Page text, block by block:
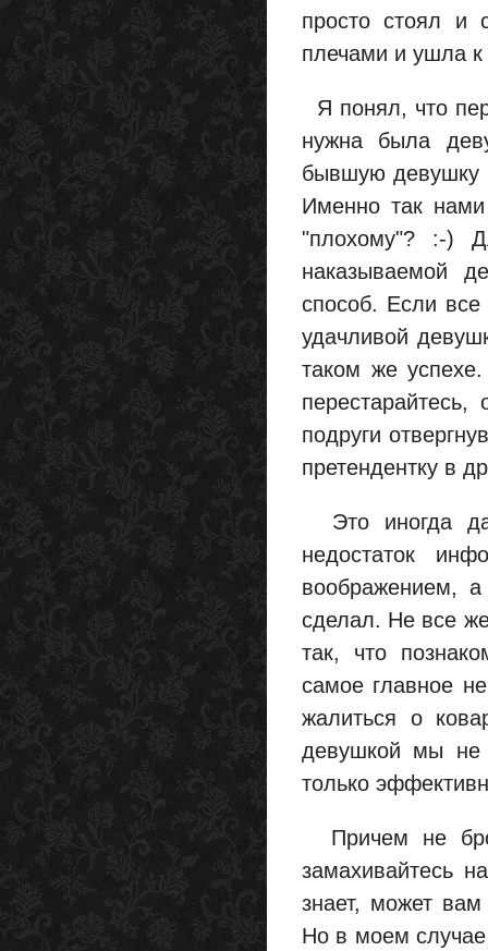
просто стоял и
плечами и ушла к
Я понял, что
нужна была
бывшую
Именно так
"плохому"? :-)
наказываемой
способ. Если все
удачливой
таком же
подруги
претендентку в
Это иногда
недостаток
воображением,
сделал. Не все
так, что
самое главное
жалиться о
девушкой мы не
только
Причем не
замахивайтесь
знает, может вам
Но в моем